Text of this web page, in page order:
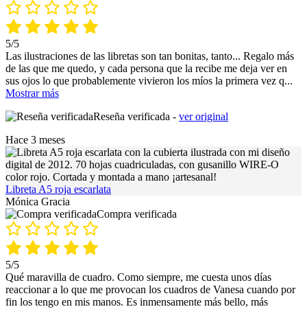
5/5
Las ilustraciones de las libretas son tan bonitas, tanto... Regalo más
de las que me quedo, y cada persona que la recibe me deja ver en
sus ojos lo que probablemente vivieron los míos la primera vez q...
Mostrar más
Reseña verificada - ver original
Hace 3 meses
Libreta A5 roja escarlata
Mónica Gracia
Compra verificada
5/5
Qué maravilla de cuadro. Como siempre, me cuesta unos días
reaccionar a lo que me provocan los cuadros de Vanesa cuando por
fin los tengo en mis manos. Es inmensamente más bello, más